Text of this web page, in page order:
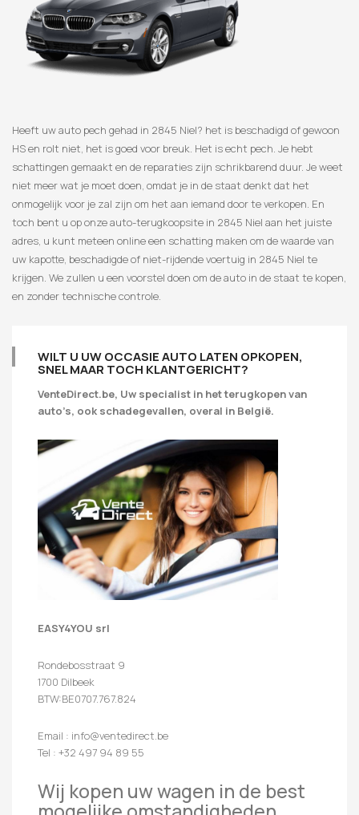
Heeft uw auto pech gehad in 2845 Niel? het is beschadigd of gewoon
HS en rolt niet, het is goed voor breuk. Het is echt pech. Je hebt
schattingen gemaakt en de reparaties zijn schrikbarend duur. Je weet
niet meer wat je moet doen, omdat je in de staat denkt dat het
onmogelijk voor je zal zijn om het aan iemand door te verkopen. En
toch bent u op onze auto-terugkoopsite in 2845 Niel aan het juiste
adres, u kunt meteen online een schatting maken om de waarde van
uw kapotte, beschadigde of niet-rijdende voertuig in 2845 Niel te
krijgen. We zullen u een voorstel doen om de auto in de staat te kopen,
en zonder technische controle.
WILT U UW OCCASIE AUTO LATEN OPKOPEN,
SNEL MAAR TOCH KLANTGERICHT?
VenteDirect.be, Uw specialist in het terugkopen van
auto’s, ook schadegevallen, overal in België.
EASY4YOU srl
Rondebosstraat 9
1700 Dilbeek
BTW:BE0707.767.824
Email : info@ventedirect.be
Tel : +32 497 94 89 55
Wij kopen uw wagen in de best